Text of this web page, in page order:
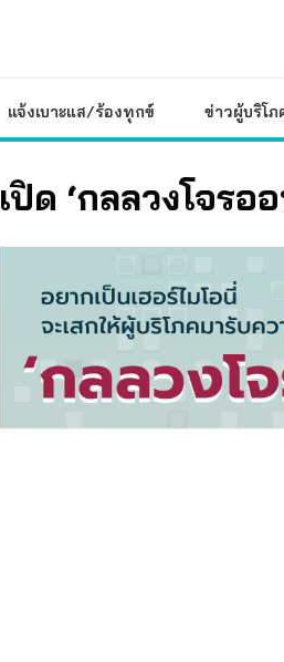
แจ้งเบาะแส/ร้องทุกข์ ข่าวผู้บริโภ
เปิด ‘กลลวงโจร